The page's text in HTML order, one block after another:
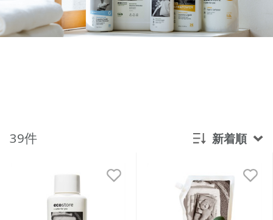
39件 新着順
発売日順
価格が安い